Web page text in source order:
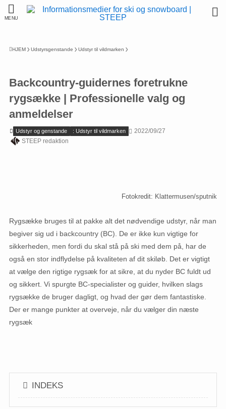
MENU
HJEM Udstyrsgenstande Udstyr til vildmarken
Backcountry-guidernes foretrukne
rygsække | Professionelle valg og
anmeldelser
Udstyr og genstande : Udstyr til vildmarken
2022/09/27
STEEP redaktion
Fotokredit: Klattermusen/sputnik
Rygsække bruges til at pakke alt det nødvendige udstyr, når man
begiver sig ud i backcountry (BC). De er ikke kun vigtige for
sikkerheden, men fordi du skal stå på ski med dem på, har de
også en stor indflydelse på kvaliteten af ​​dit skiløb. Det er vigtigt
at vælge den rigtige rygsæk for at sikre, at du nyder BC fuldt ud
og sikkert. Vi spurgte BC-specialister og guider, hvilken slags
rygsække de bruger dagligt, og hvad der gør dem fantastiske.
Der er mange punkter at overveje, når du vælger din næste
rygsæk
INDEKS